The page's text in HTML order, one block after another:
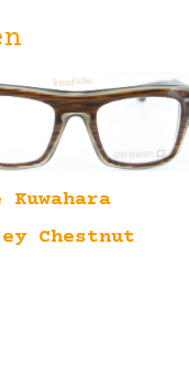
Kuwahara
Chestnut